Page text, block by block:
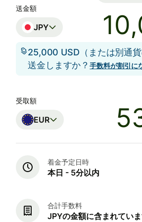
送金額
JPY
25,000 USD（または別通
送金しますか？手数料が割引に
受取額
EUR
着金予定日時
本日 - 5分以内
合計手数料
JPYの金額に含まれてい